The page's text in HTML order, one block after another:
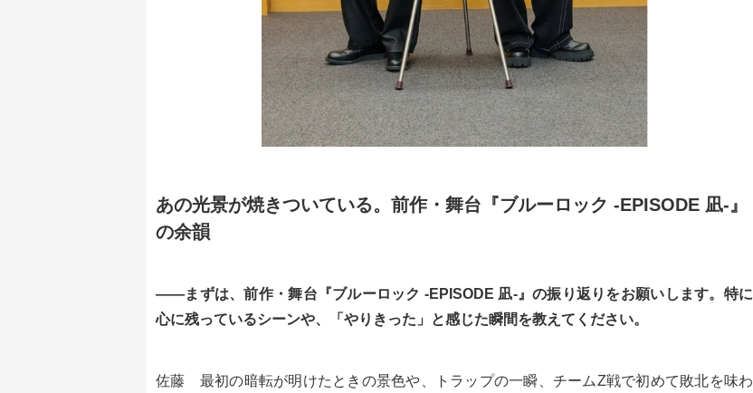
あの光景が焼きついている。前作・舞台『ブルーロック -EPISODE 凪-』
の余韻
――まずは、前作・舞台『ブルーロック -EPISODE 凪-』の振り返りをお願いします。特に
心に残っているシーンや、「やりきった」と感じた瞬間を教えてください。
佐藤 最初の暗転が明けたときの景色や、トラップの一瞬、チームZ戦で初めて敗北を味わ